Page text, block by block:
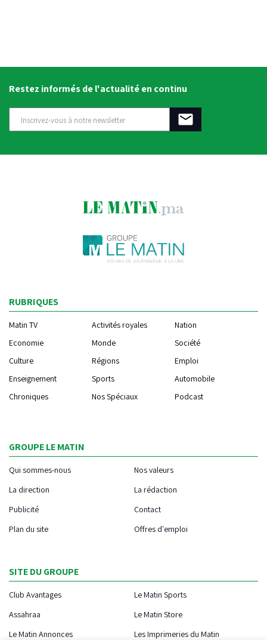
Restez informés de l'actualité en continu
RUBRIQUES
Matin TV Activités royales
Nation
Economie
Monde
Société
Culture
Régions
Emploi
Enseignement
Sports
Automobile
Chroniques
Nos Spéciaux Podcast
GROUPE LE MATIN
Qui sommes-nous
Nos valeurs
La direction
La rédaction
Publicité
Contact
Plan du site
Offres d'emploi
SITE DU GROUPE
Club Avantages
Le Matin Sports
Assahraa
Le Matin Store
Le Matin Annonces
Les Imprimeries du Matin